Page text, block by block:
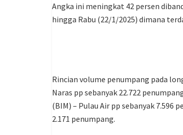
Angka ini meningkat 42 persen
hingga Rabu (22/1/2025) dimana
Rincian volume penumpang pada
Naras pp sebanyak 22.722
(BIM) – Pulau Air pp sebanyak 7.596
2.171 penumpang.